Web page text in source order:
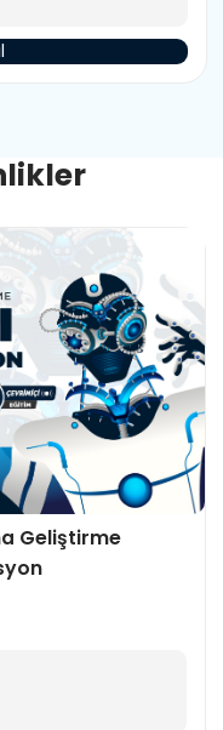
likler
Geliştirme